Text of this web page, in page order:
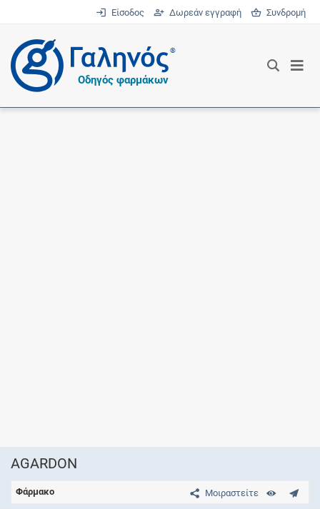
Είσοδος Δωρεάν εγγραφή Συνδρομή
®
Οδηγός φαρμάκων
AGARDON
Μοιραστείτε
Φάρμακο